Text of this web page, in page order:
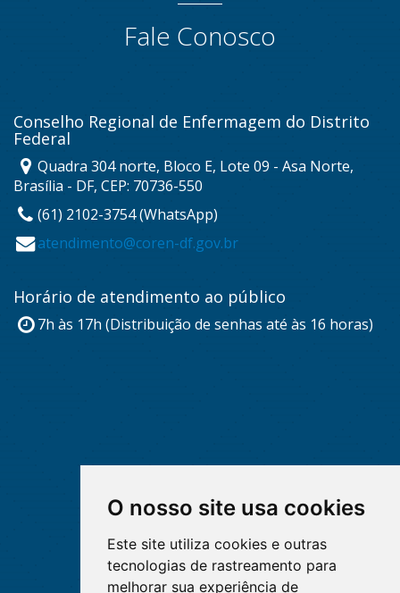
O nosso site usa cookies
Este site utiliza cookies e outras
tecnologias de rastreamento para
melhorar sua experiência de
Fale Conosco
Conselho Regional de Enfermagem do Distrito
Federal
Quadra 304 norte, Bloco E, Lote 09 - Asa Norte,
Brasília - DF, CEP: 70736-550
(61) 2102-3754 (WhatsApp)
atendimento@coren-df.gov.br
Horário de atendimento ao público
7h às 17h (Distribuição de senhas até às 16 horas)